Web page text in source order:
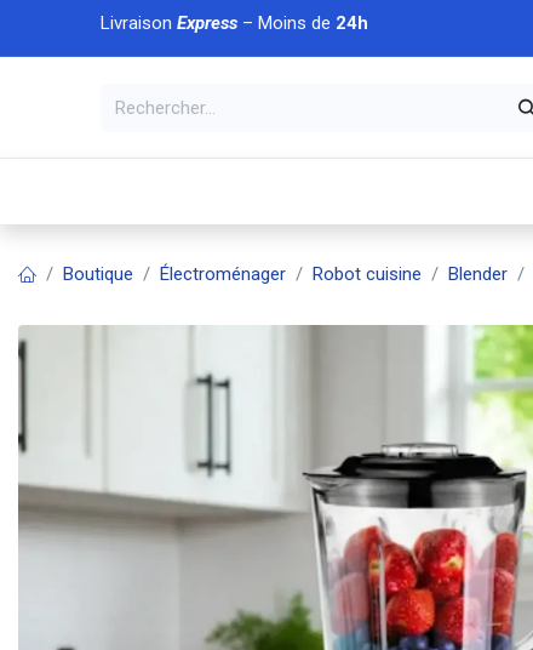
Se rendre au contenu
Livraison Express– Moins de 24h
À DÉCOUVRIR
Boutique Électroménager Robot cuisine Blender